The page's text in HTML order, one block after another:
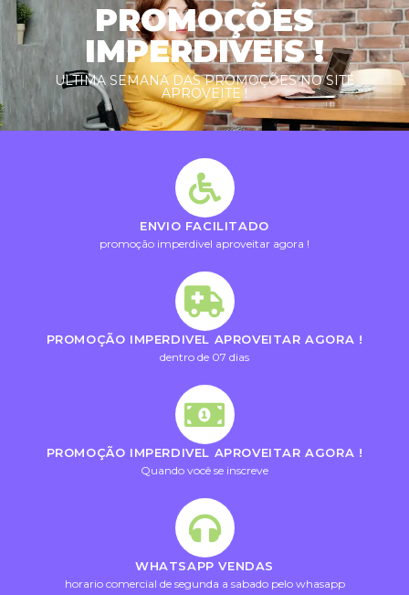
PROMOÇÕES
IMPERDIVEIS !
ULTIMA SEMANA DAS PROMOÇÕES NO SITE
APROVEITE !
ENVIO FACILITADO
promoção imperdivel aproveitar agora !
PROMOÇÃO IMPERDIVEL APROVEITAR AGORA !
dentro de 07 dias
PROMOÇÃO IMPERDIVEL APROVEITAR AGORA !
Quando você se inscreve
WHATSAPP VENDAS
horario comercial de segunda a sabado pelo whasapp